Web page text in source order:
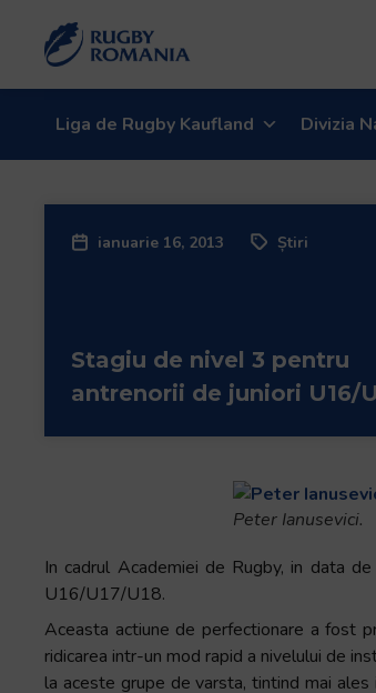
Liga de Rugby Kaufland Divizia
ianuarie 16, 2013 Știri
Stagiu de nivel 3 pentru
antrenorii de juniori U16/
Peter Ianusevici.
In cadrul Academiei de Rugby, in data
U16/U17/U18.
Aceasta actiune de perfectionare a fost
ridicarea intr-un mod rapid a nivelului de
la aceste grupe de varsta, tintind mai